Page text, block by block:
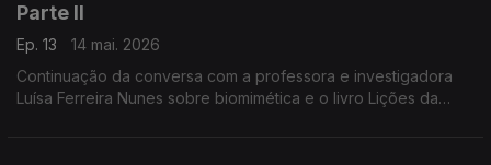
Parte II
Ep. 13
14 mai. 2026
Continuação da conversa com a professora e investigadora
Luísa Ferreira Nunes sobre biomimética e o livro Lições da